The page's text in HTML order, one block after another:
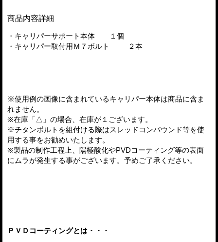
商品内容詳細
・キャリパーサポート本体 １個
・キャリパー取付用Ｍ７ボルト ２本
※使用例の画像に含まれているキャリパー本体は商品に含ま
れません。
※在庫「△」の場合、在庫が１ございます。
※チタンボルトを組付ける際はスレッドコンパウンド等を使
用する事をお勧めいたします。
※製品の制作工程上、陽極酸化やPVDコーティング等の表面
にムラが発生する事がございます。予めご了承ください。
ＰＶＤコーティングとは・・・